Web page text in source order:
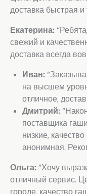
доставка быстрая
Екатерина:
свежий и
доставка всегда
Иван:
на высшем
отличное,
Дмитрий:
поставщика
низкие,
анонимная.
Ольга:“Хочу
отличный сервис.
городе, качество